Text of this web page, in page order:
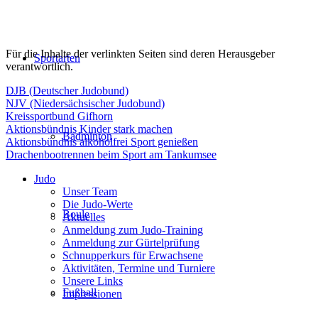
Sportarten
Badminton
Boule
Fußball
Für die Inhalte der verlinkten Seiten sind deren Herausgeber
verantwortlich.
DJB (Deutscher Judobund)
NJV (Niedersächsischer Judobund)
Kreissportbund Gifhorn
Aktionsbündnis Kinder stark machen
Aktionsbündnis alkoholfrei Sport genießen
Drachenbootrennen beim Sport am Tankumsee
Judo
Unser Team
Die Judo-Werte
Aktuelles
Anmeldung zum Judo-Training
Anmeldung zur Gürtelprüfung
Schnupperkurs für Erwachsene
Aktivitäten, Termine und Turniere
Unsere Links
Impressionen